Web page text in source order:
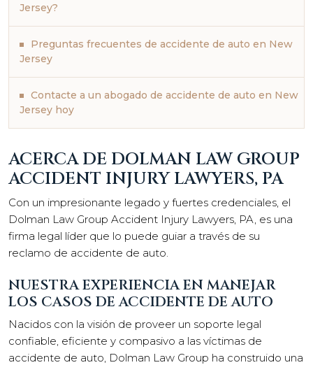
Jersey?
Preguntas frecuentes de accidente de auto en New
Jersey
Contacte a un abogado de accidente de auto en New
Jersey hoy
ACERCA DE DOLMAN LAW GROUP
ACCIDENT INJURY LAWYERS, PA
Con un impresionante legado y fuertes credenciales, el
Dolman Law Group Accident Injury Lawyers, PA, es una
firma legal líder que lo puede guiar a través de su
reclamo de accidente de auto.
NUESTRA EXPERIENCIA EN MANEJAR
LOS CASOS DE ACCIDENTE DE AUTO
Nacidos con la visión de proveer un soporte legal
confiable, eficiente y compasivo a las víctimas de
accidente de auto, Dolman Law Group ha construido una